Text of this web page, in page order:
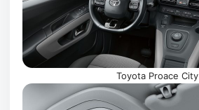
Toyota Proace City